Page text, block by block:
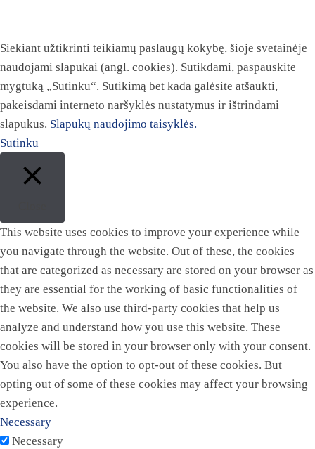
Siekiant užtikrinti teikiamų paslaugų kokybę, šioje svetainėje
naudojami slapukai (angl. cookies). Sutikdami, paspauskite
mygtuką „Sutinku“. Sutikimą bet kada galėsite atšaukti,
pakeisdami interneto naršyklės nustatymus ir ištrindami
slapukus. Slapukų naudojimo taisyklės.
Sutinku
This website uses cookies to improve your experience while
you navigate through the website. Out of these, the cookies
that are categorized as necessary are stored on your browser as
they are essential for the working of basic functionalities of
the website. We also use third-party cookies that help us
analyze and understand how you use this website. These
cookies will be stored in your browser only with your consent.
You also have the option to opt-out of these cookies. But
opting out of some of these cookies may affect your browsing
experience.
Necessary
Necessary